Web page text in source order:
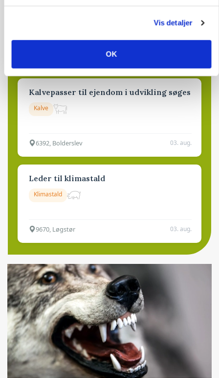
Vis detaljer
OK
Medarbejdere til griseproduktion
Kalvepasser til ejendom i udvikling søges
Kalve
6392, Bolderslev 03. aug.
Leder til klimastald
Klimastald
9670, Løgstør 03. aug.